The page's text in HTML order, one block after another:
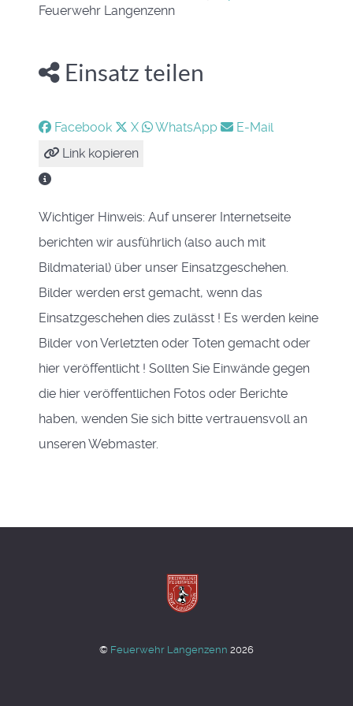
Feuerwehr Langenzenn
Einsatz teilen
Facebook X WhatsApp
E-Mail
Link kopieren
Wichtiger Hinweis: Auf unserer Internetseite
berichten wir ausführlich (also auch mit
Bildmaterial) über unser Einsatzgeschehen.
Bilder werden erst gemacht, wenn das
Einsatzgeschehen dies zulässt ! Es werden keine
Bilder von Verletzten oder Toten gemacht oder
hier veröffentlicht ! Sollten Sie Einwände gegen
die hier veröffentlichen Fotos oder Berichte
haben, wenden Sie sich bitte vertrauensvoll an
unseren Webmaster.
© Feuerwehr Langenzenn 2026